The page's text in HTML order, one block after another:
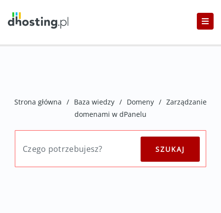
Strona główna / Baza wiedzy / Domeny / Zarządzanie
domenami w dPanelu